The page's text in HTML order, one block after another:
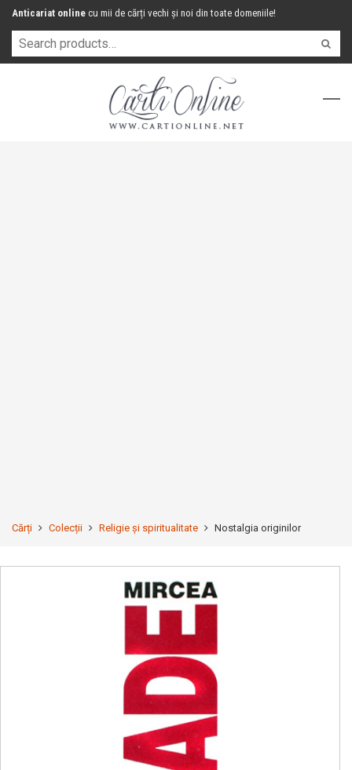
Anticariat online cu mii de cărți vechi și noi din toate domeniile!
Cărți Colecții Religie și spiritualitate Nostalgia originilor